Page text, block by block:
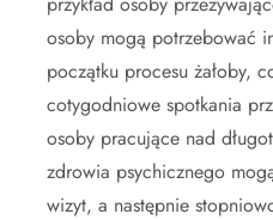
osoby mogą potrzebować
początku procesu żałoby,
cotygodniowe spotkania
osoby pracujące nad
zdrowia psychicznego
wizyt, a następnie